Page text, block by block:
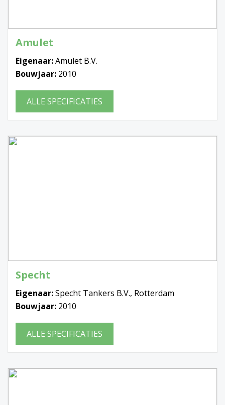
Amulet
Eigenaar:Amulet B.V.
Bouwjaar: 2010
ALLE SPECIFICATIES
Specht
Eigenaar:Specht Tankers B.V., Rotterdam
Bouwjaar: 2010
ALLE SPECIFICATIES